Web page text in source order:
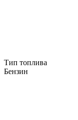
Тип топлива
Бензин